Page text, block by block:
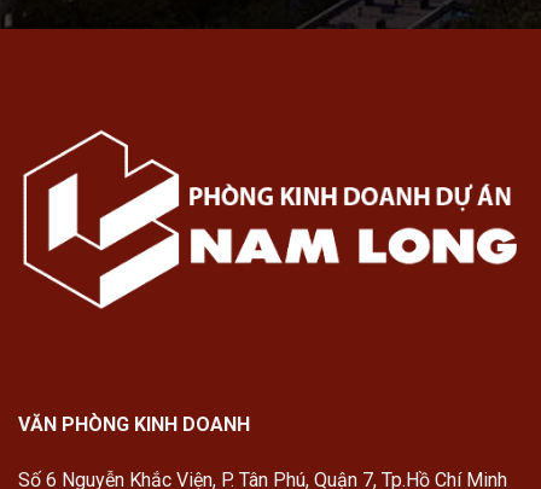
VĂN PHÒNG KINH DOANH
Số 6 Nguyễn Khắc Viện, P. Tân Phú, Quận 7, Tp.Hồ Chí Minh